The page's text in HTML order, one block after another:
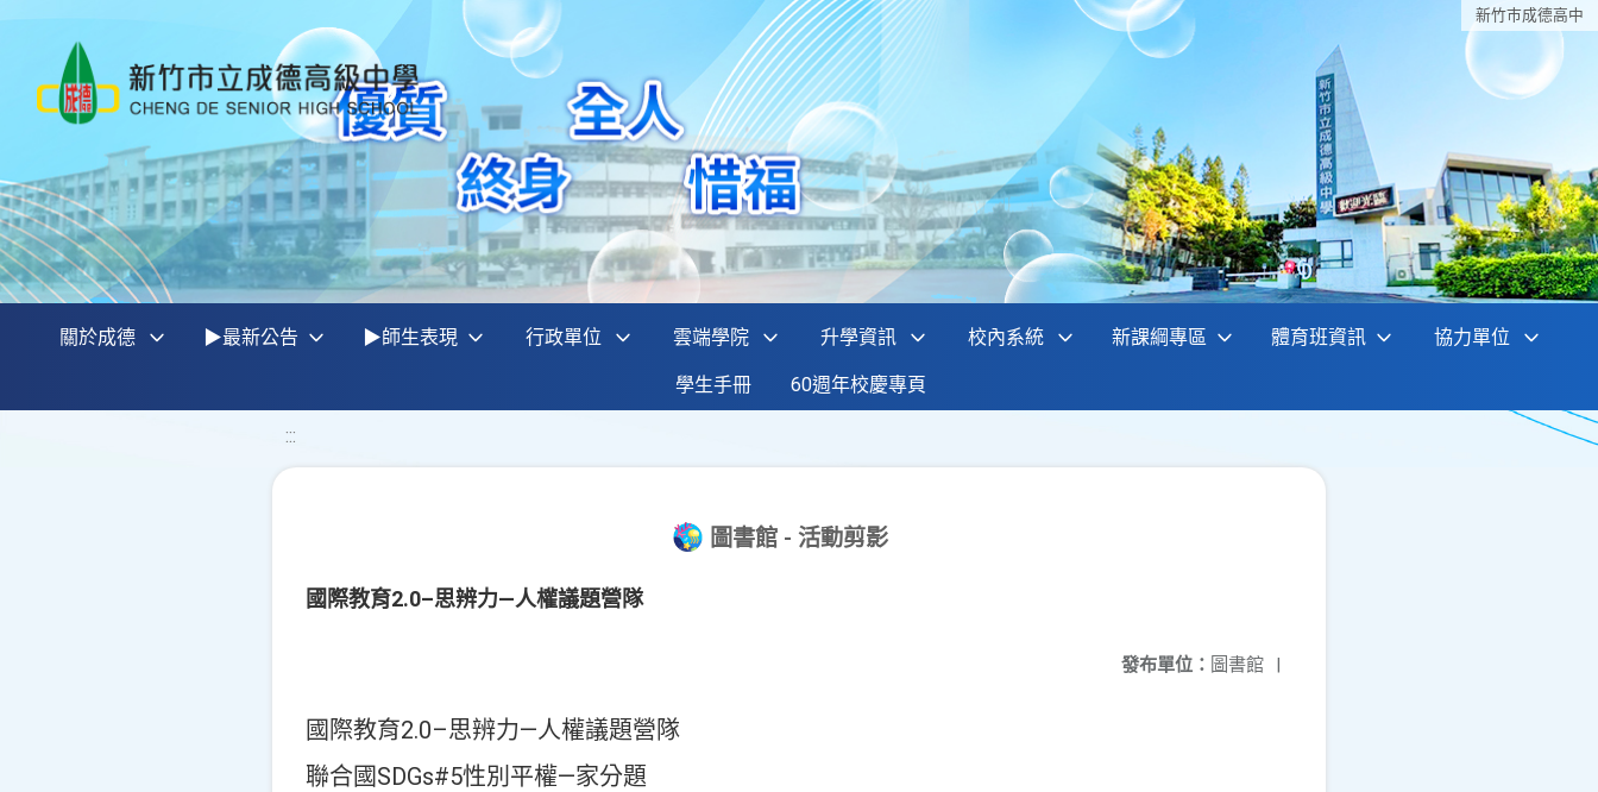
新竹巿成德高中
關於成德 ▶最新公告 ▶師生表現 行政單位 雲端學院 升學資訊 校內系統 新課綱專區 體育班資訊 協力單位
學生手冊 60週年校慶專頁
:::
圖書館 - 活動剪影
國際教育2.0–思辨力—人權議題營隊
發布單位： 圖書館 |
國際教育2.0–思辨力—人權議題營隊
聯合國SDGs#5性別平權—家分題